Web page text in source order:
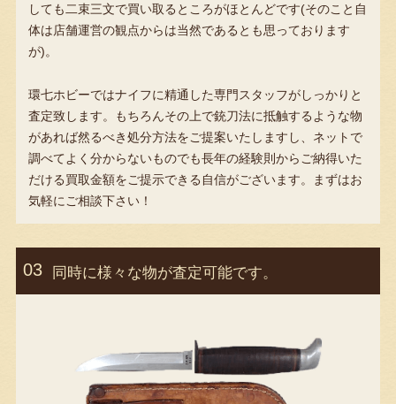
しても二束三文で買い取るところがほとんどです(そのこと自
体は店舗運営の観点からは当然であるとも思っております
が)。
環七ホビーではナイフに精通した専門スタッフがしっかりと
査定致します。もちろんその上で銃刀法に抵触するような物
があれば然るべき処分方法をご提案いたしますし、ネットで
調べてよく分からないものでも長年の経験則からご納得いた
だける買取金額をご提示できる自信がございます。まずはお
気軽にご相談下さい！
同時に様々な物が査定可能です。